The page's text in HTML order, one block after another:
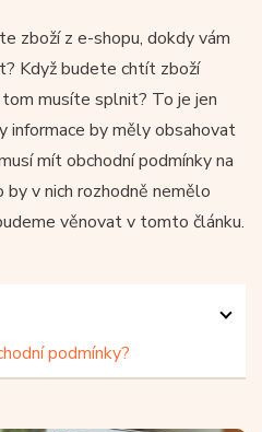
zboží z e-shopu, dokdy vám
Když budete chtít zboží
musíte splnit? To je jen
informace by měly obsahovat
mít obchodní podmínky na
v nich rozhodně nemělo
věnovat v tomto článku.
podmínky?